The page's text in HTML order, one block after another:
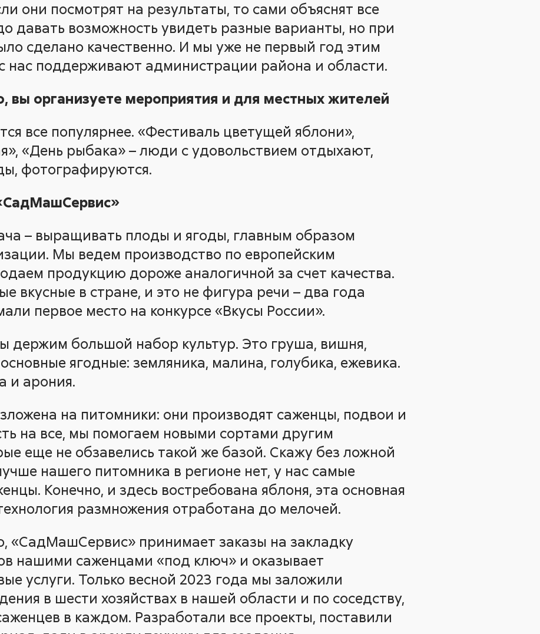
они посмотрят на результаты, то сами объяснят все
давать возможность увидеть разные варианты, но при
сделано качественно. И мы уже не первый год этим
нас поддерживают администрации района и области.
вы организуете мероприятия и для местных жителей
все популярнее. «Фестиваль цветущей яблони»,
«День рыбака» – люди с удовольствием отдыхают,
фотографируются.
– выращивать плоды и ягоды, главным образом
Мы ведем производство по европейским
продукцию дороже аналогичной за счет качества.
вкусные в стране, и это не фигура речи – два года
первое место на конкурсе «Вкусы России».
держим большой набор культур. Это груша, вишня,
ягодные: земляника, малина, голубика, ежевика.
и арония.
на питомники: они производят саженцы, подвои и
на все, мы помогаем новыми сортами другим
еще не обзавелись такой же базой. Скажу без ложной
нашего питомника в регионе нет, у нас самые
Конечно, и здесь востребована яблоня, эта основная
размножения отработана до мелочей.
«СадМашСервис» принимает заказы на закладку
нашими саженцами «под ключ» и оказывает
услуги. Только весной 2023 года мы заложили
в шести хозяйствах в нашей области и по соседству,
в каждом. Разработали все проекты, поставили